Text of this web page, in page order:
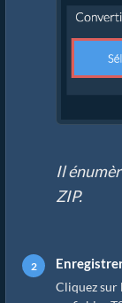
Il
ZIP.
Cliquez